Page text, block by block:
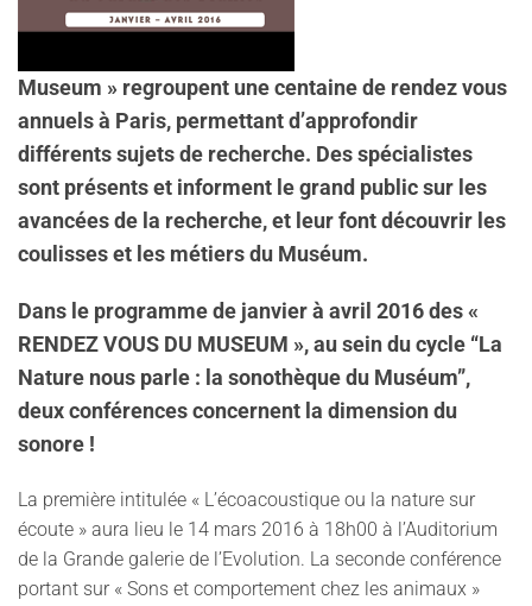
Museum » regroupent une centaine de rendez vous
annuels à Paris, permettant d’approfondir
différents sujets de recherche. Des spécialistes
sont présents et informent le grand public sur les
avancées de la recherche, et leur font découvrir les
coulisses et les métiers du Muséum.
Dans le programme de janvier à avril 2016 des «
RENDEZ VOUS DU MUSEUM », au sein du cycle “La
Nature nous parle : la sonothèque du Muséum”,
deux conférences concernent la dimension du
sonore !
La première intitulée « L’écoacoustique ou la nature sur
écoute » aura lieu le 14 mars 2016 à 18h00 à l’Auditorium
de la Grande galerie de l’Evolution. La seconde conférence
portant sur « Sons et comportement chez les animaux »